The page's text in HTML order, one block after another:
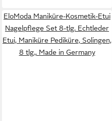
EloModa Maniküre-Kosmetik-Etui
Nagelpflege Set 8-tlg. Echtleder
Etui, Maniküre Pediküre, Solingen,
8 tlg., Made in Germany